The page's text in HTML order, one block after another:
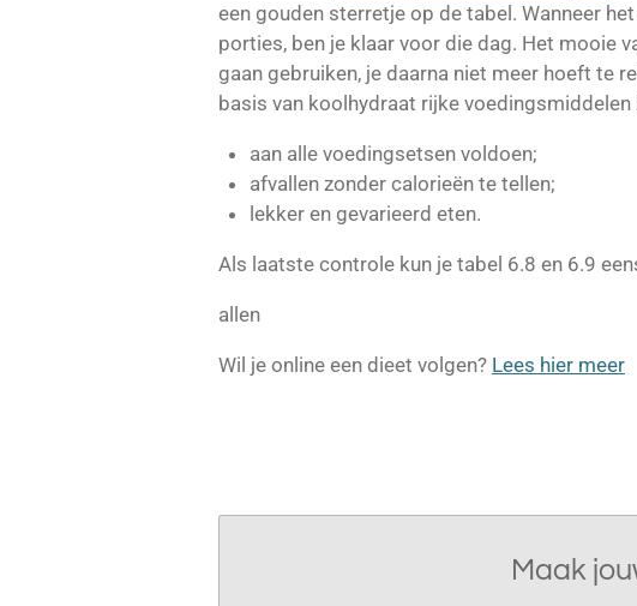
een gouden sterretje op de tabel. Wanneer
porties, ben je klaar voor die dag. Het mooie
gaan gebruiken, je daarna niet meer hoeft te
basis van koolhydraat rijke voedingsmiddelen
aan alle voedingsetsen voldoen;
afvallen zonder calorieën te tellen;
lekker en gevarieerd eten.
Als laatste controle kun je tabel 6.8 en 6.9
allen
Wil je online een dieet volgen? Lees hier meer
Maak